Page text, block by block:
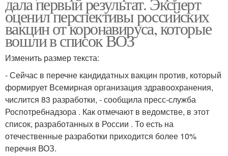
оценил перспективы российских
вакцин от коронавируса, которые
вошли в список ВОЗ
Изменить размер текста:
- Сейчас в перечне кандидатных вакцин против, который
формирует Всемирная организация здравоохранения,
числится 83 разработки, - сообщила пресс-служба
Роспотребнадзора . Как отмечают в ведомстве, в этот
список, разработанных в России . То есть на
отечественные разработки приходится более 10%
перечня ВОЗ.